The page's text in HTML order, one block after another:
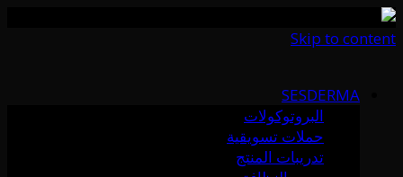
Skip to content
SESDERMA
البروتوكولات
حملات تسويقية
تدريبات المنتج